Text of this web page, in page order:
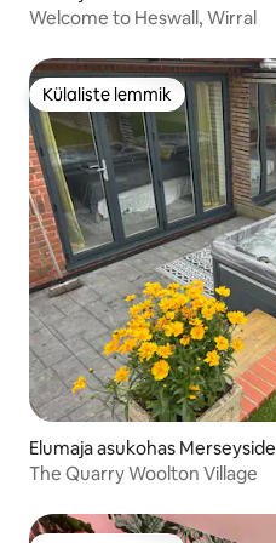
Welcome to Heswall, Wirral
Külaliste lemmik
Külaliste lemmik
Elumaja asukohas Merseyside
The Quarry Woolton Village